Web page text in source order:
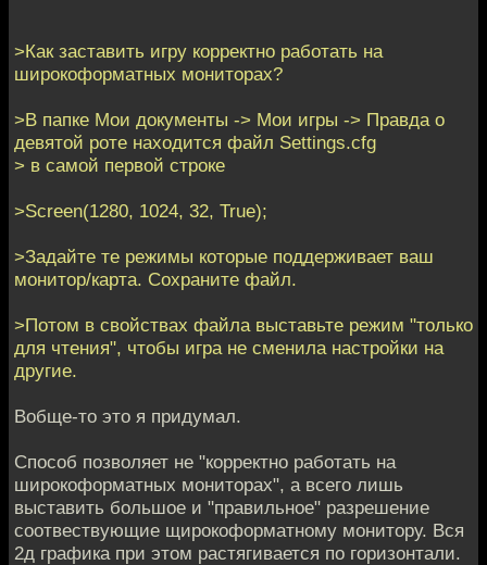
группами с
небольшого кол-ва
направлений, не
более группы
одновременно.
Отличная мишень
для гранат. Чтобы не
прозевать подход
хорошо помогают
осветительные
ракеты в комплекте
>Как заставить игру корректно работать на
широкоформатных мониторах?
>В папке Мои документы -> Мои игры -> Правда о
девятой роте находится файл Settings.cfg
> в самой первой строке
>Screen(1280, 1024, 32, True);
>Задайте те режимы которые поддерживает ваш
монитор/карта. Сохраните файл.
>Потом в свойствах файла выставьте режим "только
для чтения", чтобы игра не сменила настройки на
другие.
Вобще-то это я придумал.
Способ позволяет не "корректно работать на
широкоформатных мониторах", а всего лишь
выставить большое и "правильное" разрешение
соотвествующие щирокоформатному монитору. Вся
2д графика при этом растягивается по горизонтали.